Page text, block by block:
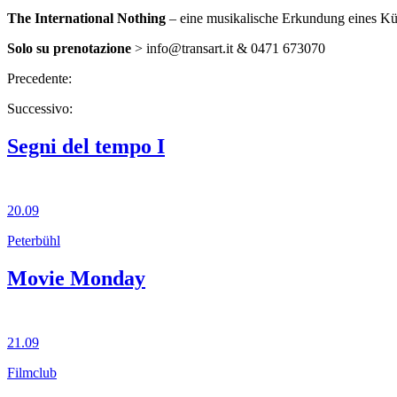
The International Nothing – eine musikalische Erkundung eines
Solo su prenotazione > info@transart.it & 0471 673070
Precedente:
Successivo:
Segni del tempo I
20.09
Peterbühl
Movie Monday
21.09
Filmclub